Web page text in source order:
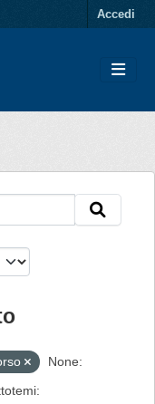
Accedi
None: